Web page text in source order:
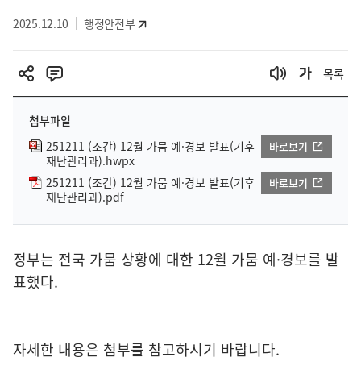
역2025.12.10 행정안전부
목록
첨부파일
251211 (조간) 12월 가뭄 예·경보 발표(기후
재난관리과).hwpx
바로보기
251211 (조간) 12월 가뭄 예·경보 발표(기후
재난관리과).pdf
바로보기
정부는 전국 가뭄 상황에 대한 12월 가뭄 예·경보를 발
표했다.
자세한 내용은 첨부를 참고하시기 바랍니다.